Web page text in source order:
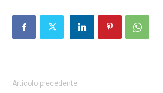
Articolo precedente